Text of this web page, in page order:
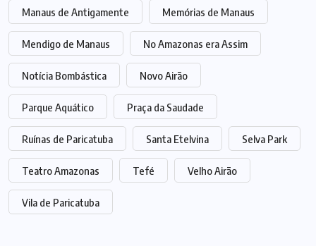
Manaus de Antigamente Memórias de Manaus
Mendigo de Manaus No Amazonas era Assim
Notícia Bombástica Novo Airão
Parque Aquático Praça da Saudade
Ruínas de Paricatuba Santa Etelvina Selva Park
Teatro Amazonas Tefé Velho Airão
Vila de Paricatuba